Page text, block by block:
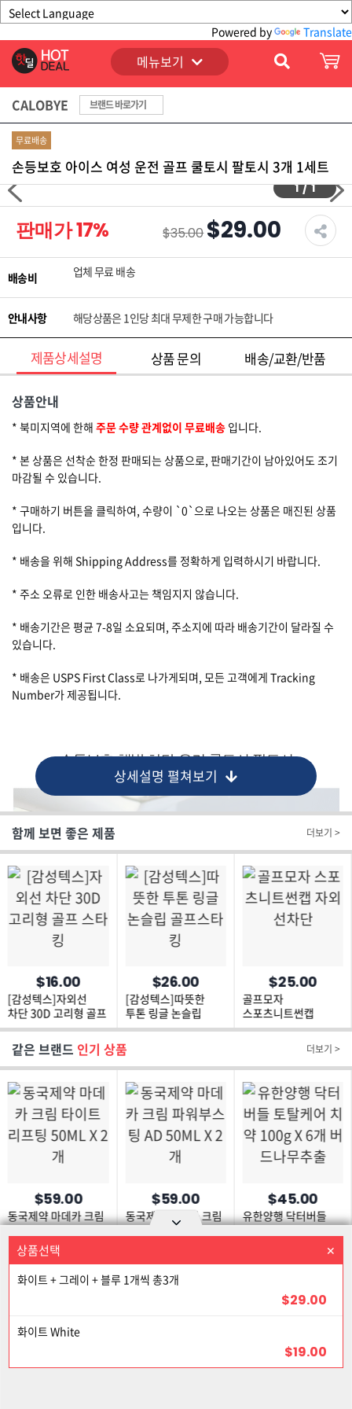
Powered by Translate
메뉴보기
CALOBYE 브랜드 바로가기
무료배송
손등보호 아이스 여성 운전 골프 쿨토시 팔토시 3개 1세트
1 / 1
판매가17% $35.00 $29.00
배송비 업체 무료 배송
안내사항 해당상품은 1인당 최대 무제한 구매 가능합니다
제품상세설명 상품 문의 배송/교환/반품
상품안내
* 북미지역에 한해 주문 수량 관계없이 무료배송 입니다.
* 본 상품은 선착순 한정 판매되는 상품으로, 판매기간이 남아있어도 조기
마감될 수 있습니다.
* 구매하기 버튼을 클릭하여, 수량이 `0`으로 나오는 상품은 매진된 상품
입니다.
* 배송을 위해 Shipping Address를 정확하게 입력하시기 바랍니다.
* 주소 오류로 인한 배송사고는 책임지지 않습니다.
* 배송기간은 평균 7-8일 소요되며, 주소지에 따라 배송기간이 달라질 수
있습니다.
* 배송은 USPS First Class로 나가게되며, 모든 고객에게 Tracking
Number가 제공됩니다.
상세설명 펼쳐보기
함께 보면 좋은 제품 더보기 >
$16.00
[감성텍스]자외선
차단 30D 고리형 골프
스타킹
$26.00
[감성텍스]따뜻한
투톤 링글 논슬립
골프스타킹
$25.00
골프모자
스포츠니트썬캡
자외선차단
같은 브랜드 인기 상품 더보기 >
$59.00
동국제약 마데카 크림
타이트 리프팅 50ML
X 2개
$59.00
동국제약 마데카 크림
파워부스팅 AD 50ML
$45.00
유한양행 닥터버들
토탈케어 치약 100g X
상품을 선택하세요
상품선택
화이트 + 그레이 + 블루 1개씩 총3개
$29.00
화이트 White
$19.00
로그인 회원가입